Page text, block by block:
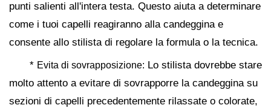
punti salienti all'intera testa. Questo aiuta a determinare
come i tuoi capelli reagiranno alla candeggina e
consente allo stilista di regolare la formula o la tecnica.
* Evita di sovrapposizione: Lo stilista dovrebbe stare
molto attento a evitare di sovrapporre la candeggina su
sezioni di capelli precedentemente rilassate o colorate,